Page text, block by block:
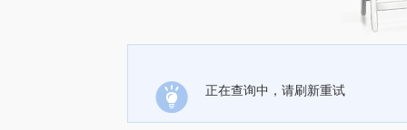
正在查询中，请刷新重试